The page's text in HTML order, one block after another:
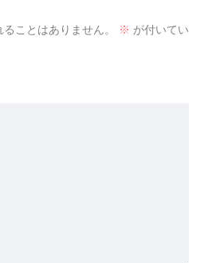
ことはありません。 ※ が付いてい